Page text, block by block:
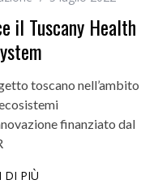
il Tuscany Health
toscano nell’ambito
finanziato dal
DI PIÙ
dei
Didattica del
da settembre